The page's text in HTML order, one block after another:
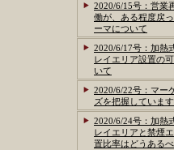
2020/6/15号：営業
働が、ある程度戻
ーマについて
2020/6/17号：加熱
レイエリア設置の
いて
2020/6/22号：マー
ズを把握しています
2020/6/24号：加熱
レイエリアと禁煙
置比率はどうあるべ